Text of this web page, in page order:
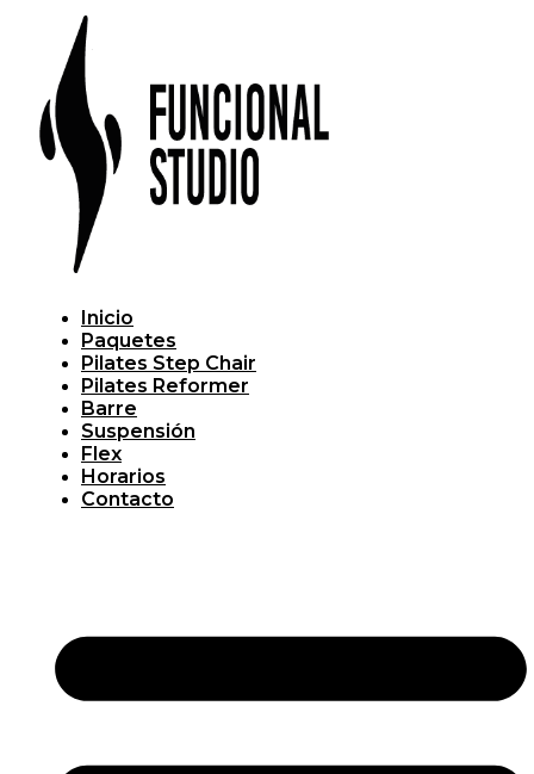
Inicio
Paquetes
Pilates Step Chair
Pilates Reformer
Barre
Suspensión
Flex
Horarios
Contacto